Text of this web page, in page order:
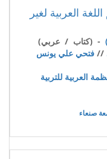
العربية لغير
- (كتاب / عربي)
// فتحي علي يونس
العربية للتربية
صنعاء